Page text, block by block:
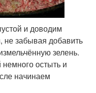
и доводим
не забывая добавить
зелень.
немного остыть и
начинаем